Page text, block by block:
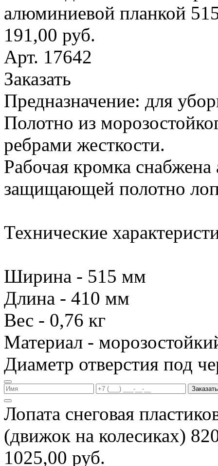
алюминиевой планкой
191,00 руб.
Арт. 17642
Заказать
Предназначение: для
Полотно из
ребрами жесткости.
Рабочая кромка
защищающей полотно
Технические
Ширина - 515 мм
Длина - 410 мм
Вес - 0,76 кг
Материал -
Диаметр отверстия под
Заказать
Лопата снеговая
(движок на колесиках)
1025,00 руб.